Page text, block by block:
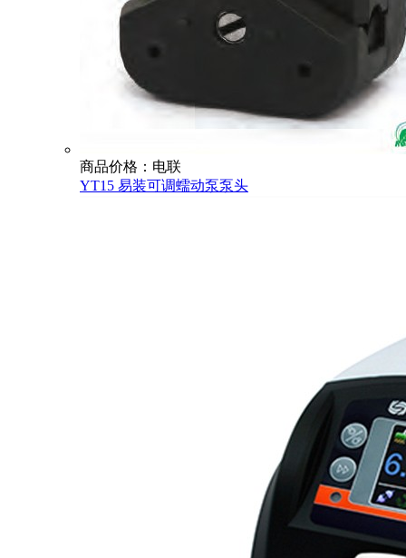
商品价格：电联
YT15 易装可调蠕动泵泵头